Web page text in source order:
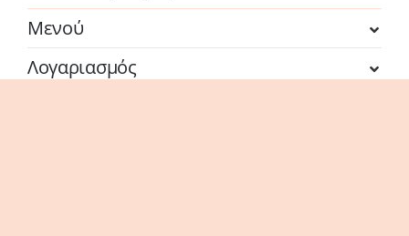
Μενού
Λογαριασμός